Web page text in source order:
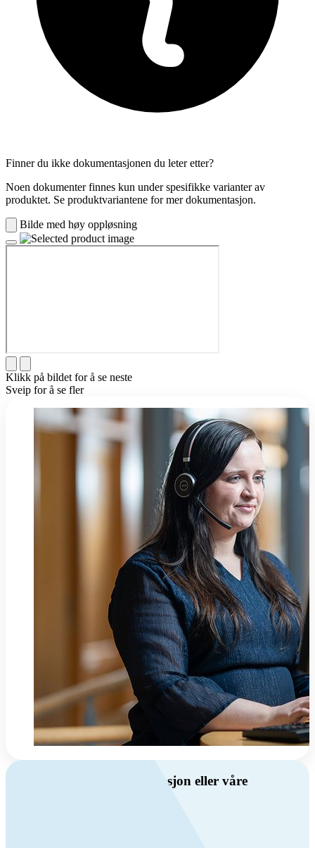
Finner du ikke dokumentasjonen du leter etter?
Noen dokumenter finnes kun under spesifikke varianter av
produktet. Se produktvariantene for mer dokumentasjon.
Bilde med høy oppløsning
Klikk på bildet for å se neste
Sveip for å se fler
Har du spørsmål om ventilasjon eller våre